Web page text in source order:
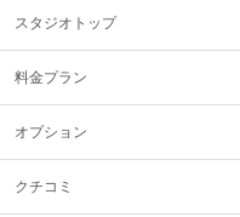
スタジオトップ
料金プラン
オプション
クチコミ